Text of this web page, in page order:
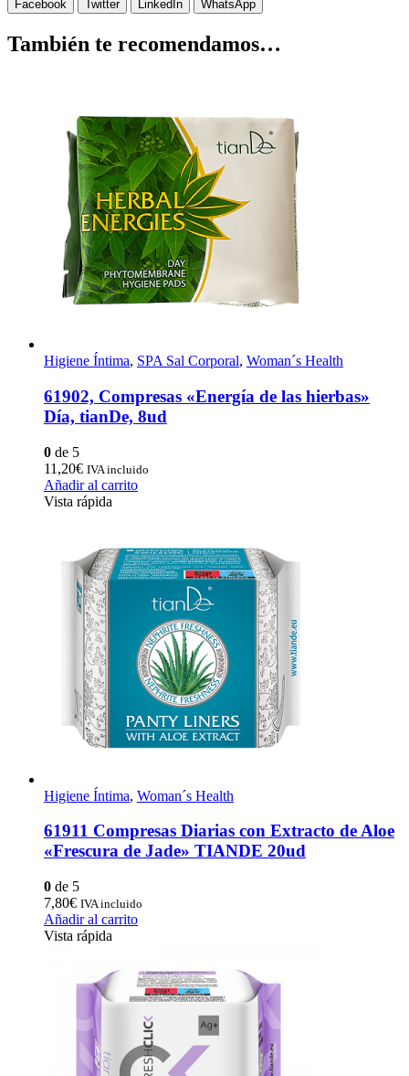
Facebook Twitter LinkedIn WhatsApp
También te recomendamos…
Higiene Íntima, SPA Sal Corporal, Woman´s Health
61902, Compresas «Energía de las hierbas»
Día, tianDe, 8ud
0 de 5
11,20€ IVA incluido
Añadir al carrito
Vista rápida
Higiene Íntima, Woman´s Health
61911 Compresas Diarias con Extracto de Aloe
«Frescura de Jade» TIANDE 20ud
0 de 5
7,80€ IVA incluido
Añadir al carrito
Vista rápida